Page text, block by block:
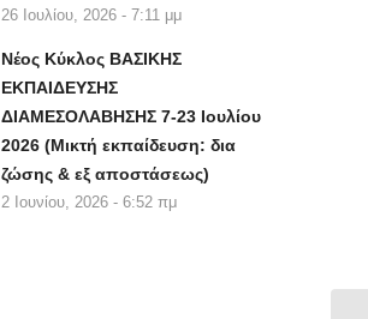
26 Ιουλίου, 2026 - 7:11 μμ
Νέος Κύκλος ΒΑΣΙΚΗΣ
ΕΚΠΑΙΔΕΥΣΗΣ
ΔΙΑΜΕΣΟΛΑΒΗΣΗΣ 7-23 Ιουλίου
2026 (Μικτή εκπαίδευση: δια
ζώσης & εξ αποστάσεως)
2 Ιουνίου, 2026 - 6:52 πμ